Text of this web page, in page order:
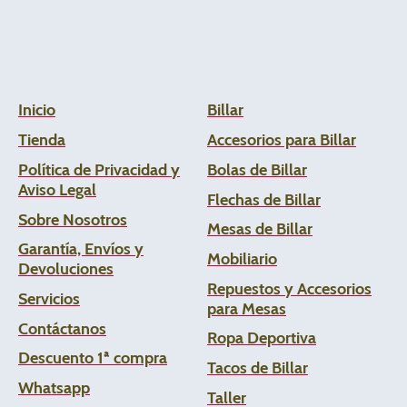
Inicio
Tienda
Política de Privacidad y
Aviso Legal
Sobre Nosotros
Garantía, Envíos y
Devoluciones
Servicios
Contáctanos
Descuento 1ª compra
Whatsapp
Billar
Accesorios para Billar
Bolas de Billar
Flechas de Billar
Mesas de Billar
Mobiliario
Repuestos y Accesorios
para Mesas
Ropa Deportiva
Tacos de Billar
Taller